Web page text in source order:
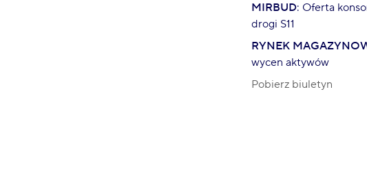
MIRBUD: Oferta
drogi S11
RYNEK
wycen aktywów
Pobierz biuletyn